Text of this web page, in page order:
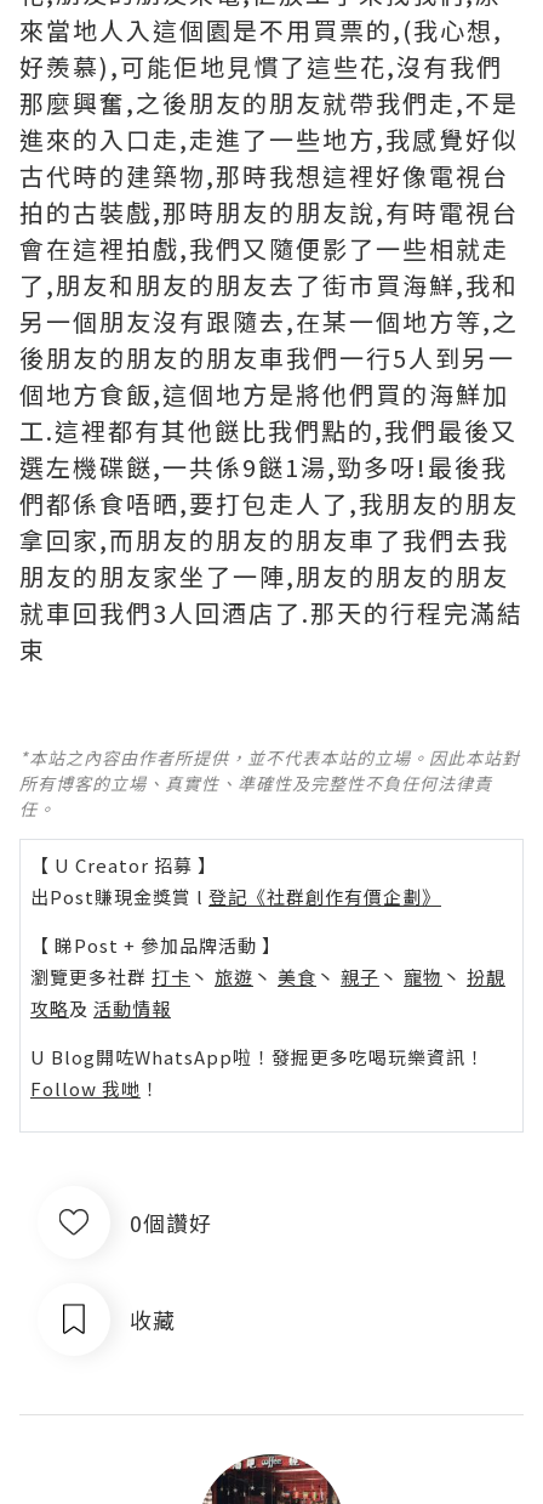
來當地人入這個園是不用買票的,(我心想,
好羨慕),可能佢地見慣了這些花,沒有我們
那麼興奮,之後朋友的朋友就帶我們走,不是
進來的入口走,走進了一些地方,我感覺好似
古代時的建築物,那時我想這裡好像電視台
拍的古裝戲,那時朋友的朋友說,有時電視台
會在這裡拍戲,我們又隨便影了一些相就走
了,朋友和朋友的朋友去了街市買海鮮,我和
另一個朋友沒有跟隨去,在某一個地方等,之
後朋友的朋友的朋友車我們一行5人到另一
個地方食飯,這個地方是將他們買的海鮮加
工.這裡都有其他餸比我們點的,我們最後又
選左機碟餸,一共係9餸1湯,勁多呀!最後我
們都係食唔晒,要打包走人了,我朋友的朋友
拿回家,而朋友的朋友的朋友車了我們去我
朋友的朋友家坐了一陣,朋友的朋友的朋友
就車回我們3人回酒店了.那天的行程完滿結
束
*本站之內容由作者所提供，並不代表本站的立場。因此本站對
所有博客的立場、真實性、準確性及完整性不負任何法律責
任。
【 U Creator 招募 】
出Post賺現金獎賞 l 登記《社群創作有價企劃》
【 睇Post + 參加品牌活動 】
瀏覽更多社群 打卡 丶 旅遊 丶 美食 丶 親子 丶 寵物 丶 扮靚
攻略及 活動情報
U Blog開咗WhatsApp啦！發掘更多吃喝玩樂資訊！
Follow 我哋 ！
0個讚好
收藏